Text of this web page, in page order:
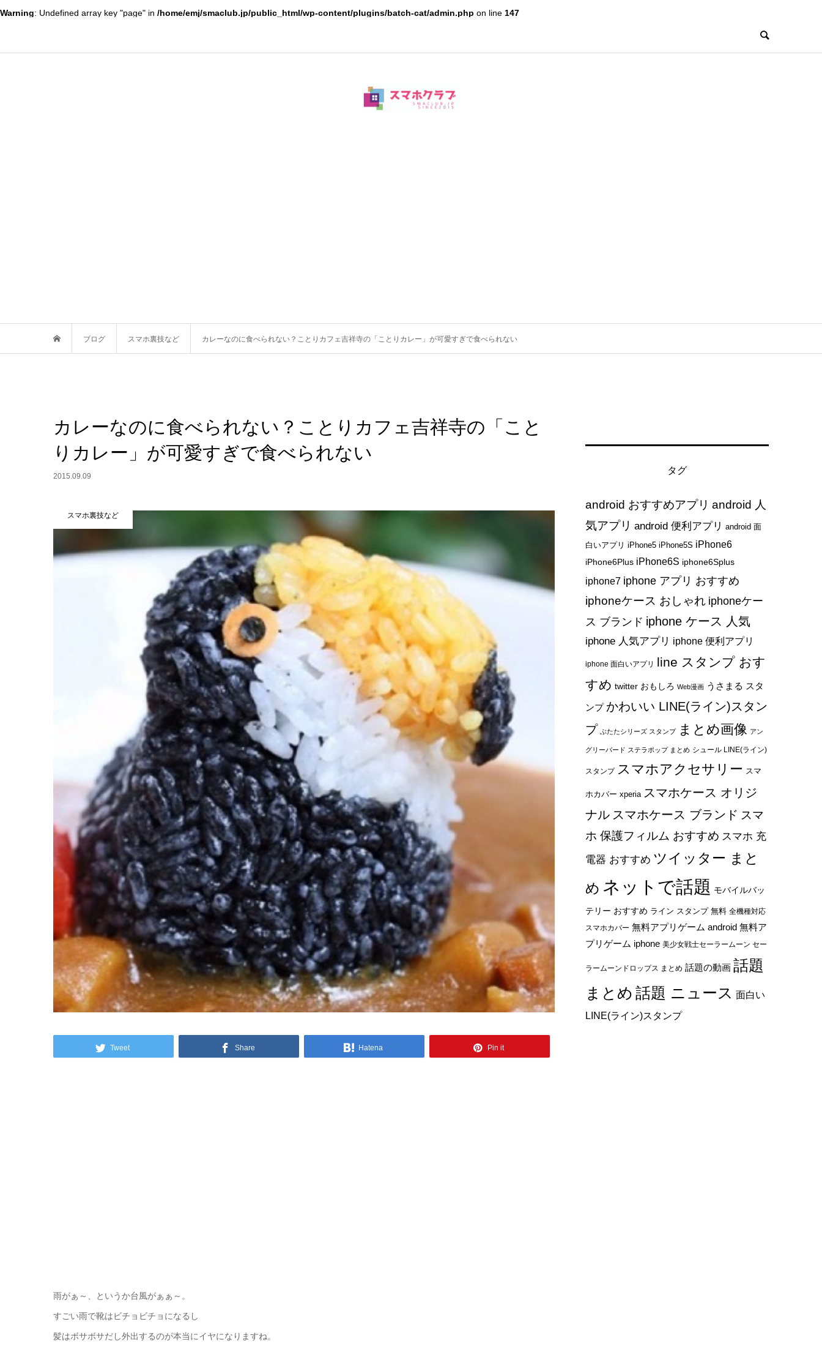
Warning: Undefined array key "page" in /home/emj/smaclub.jp/public_html/wp-content/plugins/batch-cat/admin.php on line 147
ブログ スマホ裏技など カレーなのに食べられない？ことりカフェ吉祥寺の「ことりカレー」が可愛すぎで食べられない
カレーなのに食べられない？ことりカフェ吉祥寺の「こと
りカレー」が可愛すぎで食べられない
2015.09.09
スマホ裏技など
Tweet Share Hatena Pin it
雨がぁ～、というか台風がぁぁ～。
すごい雨で靴はビチョビチョになるし
髪はボサボサだし外出するのが本当にイヤになりますね。
タグ
android おすすめアプリ android 人
気アプリ android 便利アプリ android 面
白いアプリ iPhone5 iPhone5S iPhone6
iPhone6Plus iPhone6S iphone6Splus
iphone7 iphone アプリ おすすめ
iphoneケース おしゃれ iphoneケー
ス ブランド iphone ケース 人気
iphone 人気アプリ iphone 便利アプリ
iphone 面白いアプリ line スタンプ おす
すめ twitter おもしろ Web漫画 うさまる スタ
ンプ かわいい LINE(ライン)スタン
プ ぶたたシリーズ スタンプ まとめ画像 アン
グリーバード ステラポップ まとめ シュール LINE(ライン)
スタンプ スマホアクセサリー スマ
ホカバー xperia スマホケース オリジ
ナル スマホケース ブランド スマ
ホ 保護フィルム おすすめ スマホ 充
電器 おすすめ ツイッター まと
め ネットで話題 モバイルバッ
テリー おすすめ ライン スタンプ 無料 全機種対応
スマホカバー 無料アプリゲーム android 無料ア
プリゲーム iphone 美少女戦士セーラームーン セー
ラームーンドロップス まとめ 話題の動画 話題
まとめ 話題 ニュース 面白い
LINE(ライン)スタンプ